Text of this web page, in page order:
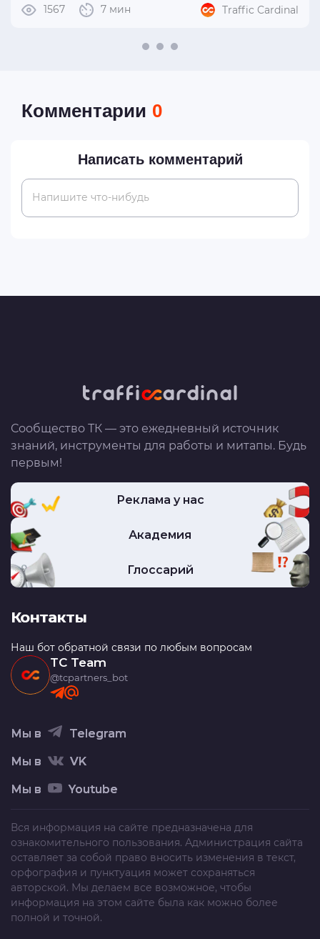
1567 7 мин Traffic Cardinal
Комментарии 0
Написать комментарий
Напишите что-нибудь
Сообщество ТК — это ежедневный источник
знаний, инструменты для работы и митапы. Будь
первым!
Реклама у нас
Академия
Глоссарий
Контакты
Наш бот обратной связи по любым вопросам
TC Team
@tcpartners_bot
Мы в Telegram
Мы в VK
Мы в Youtube
Вся информация на сайте предназначена для
ознакомительного пользования. Администрация сайта
оставляет за собой право вносить изменения в текст,
орфография и пунктуация может сохраняться
авторской. Мы делаем все возможное, чтобы
информация на этом сайте была как можно более
полной и точной.